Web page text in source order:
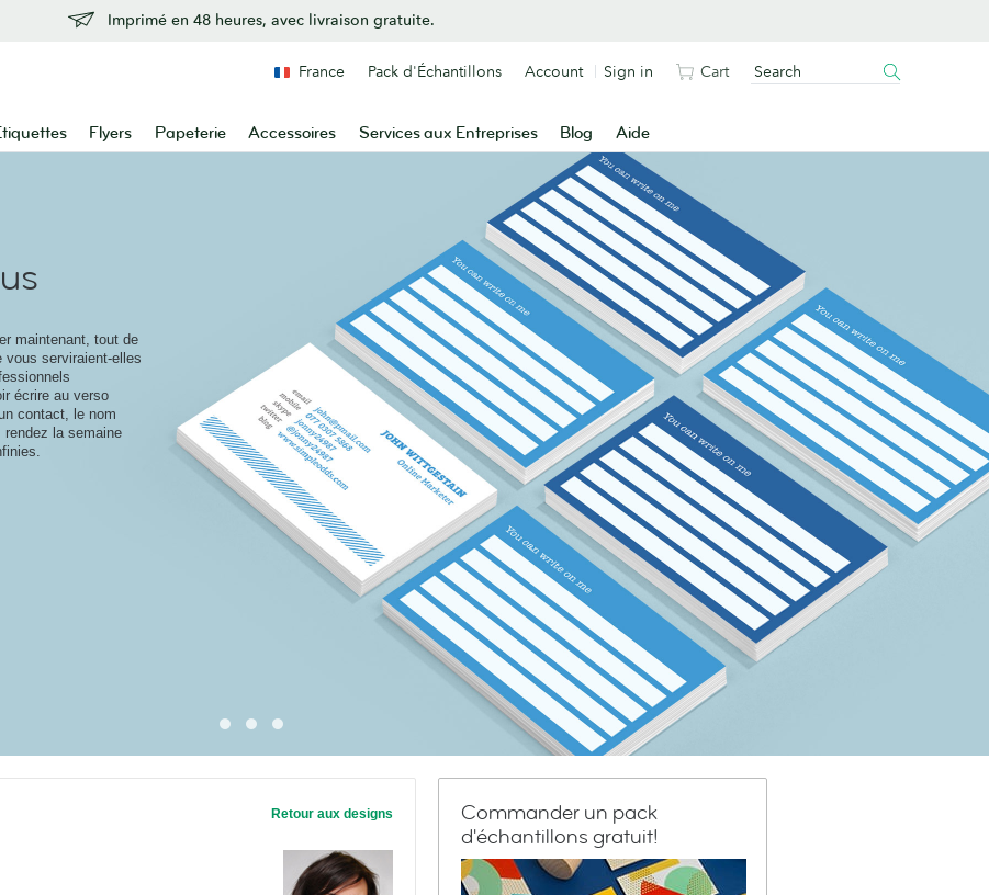
Imprimé en 48 heures, avec livraison gratuite.
Flyers Papeterie Accessoires Services aux Entreprises Blog Aide
France Pack d'Échantillons Account Sign in Cart
maintenant, tout de
serviraient-elles
écrire au verso
contact, le nom
la semaine
Retour aux designs
Commander un pack
d'échantillons gratuit!